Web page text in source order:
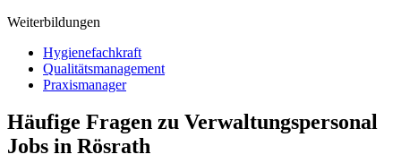
Weiterbildungen
Hygienefachkraft
Qualitätsmanagement
Praxismanager
Häufige Fragen zu Verwaltungspersonal
Jobs in Rösrath